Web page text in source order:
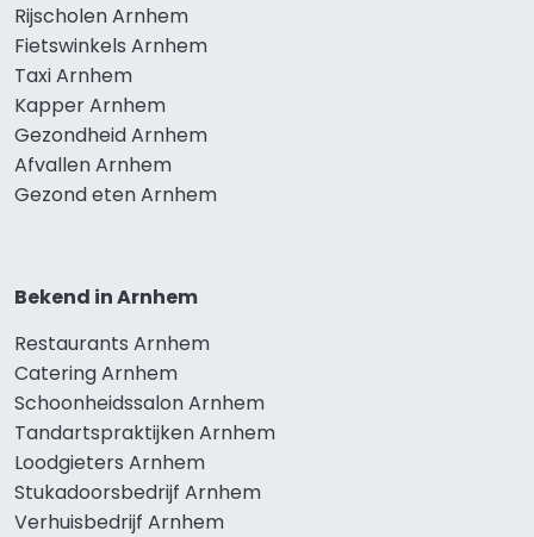
Rijscholen Arnhem
Fietswinkels Arnhem
Taxi Arnhem
Kapper Arnhem
Gezondheid Arnhem
Afvallen Arnhem
Gezond eten Arnhem
Bekend in Arnhem
Restaurants Arnhem
Catering Arnhem
Schoonheidssalon Arnhem
Tandartspraktijken Arnhem
Loodgieters Arnhem
Stukadoorsbedrijf Arnhem
Verhuisbedrijf Arnhem